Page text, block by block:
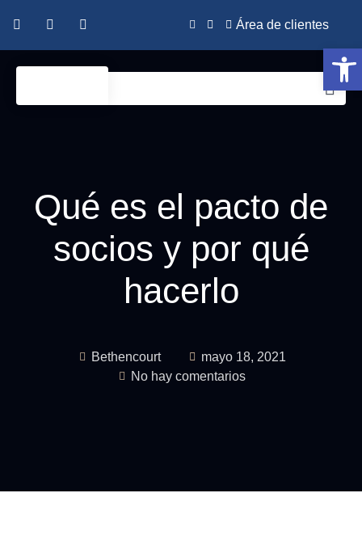
Área de clientes
Qué es el pacto de
socios y por qué
hacerlo
Bethencourt
mayo 18, 2021
No hay comentarios